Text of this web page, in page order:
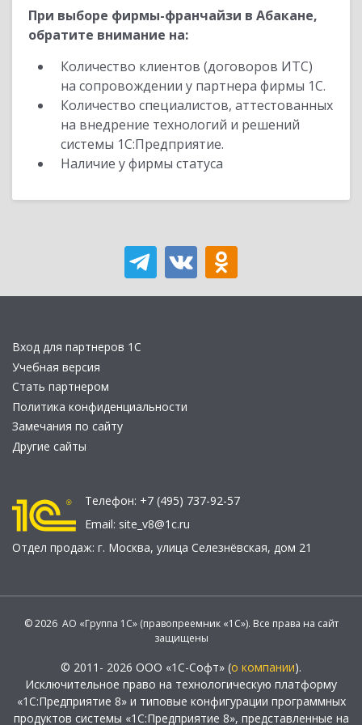
При выборе фирмы-франчайзи в Абакане,
обратите внимание на:
Количество клиентов (договоров ИТС)
на сопровождении у партнера фирмы 1С.
Количество специалистов, аттестованных
на внедрение технологий и решений
системы 1С:Предприятие.
Наличие у фирмы статуса
Вход для партнеров 1С
Учебная версия
Стать партнером
Политика конфиденциальности
Замечания по сайту
Другие сайты
Телефон: +7 (495) 737-92-57
Email: site_v8@1c.ru
Отдел продаж: г. Москва, улица Селезнёвская, дом 21
© 2026 АО «Группа 1С» (правопреемник «1С»). Все права на сайт
защищены
© 2011- 2026 ООО «1С-Софт» (о компании).
Исключительное право на технологическую платформу
«1С:Предприятие 8» и типовые конфигурации программных
продуктов системы «1С:Предприятие 8», представленные на